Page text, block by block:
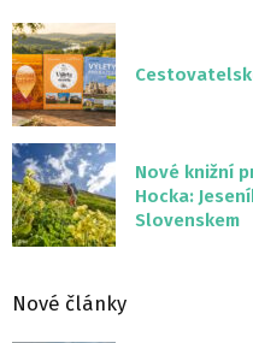
Nové knižní
Hocka:
Slovenskem
Nové články